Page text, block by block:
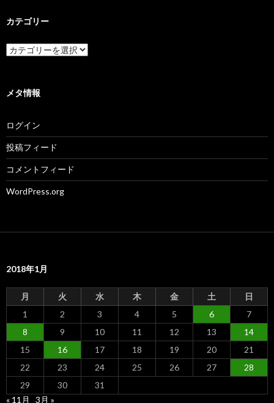
カテゴリー
カ
テ
ー
メタ情報
ログイン
投稿フィード
コメントフィード
WordPress.org
2018年1月
月 火 水 木 金 土
日
1
2 3 4 5 6
7
8
9 10 11 12 13
14
15
16 17 18 19 20
21
22
23 24 25 26 27
28
29
30
31
« 11月
3月 »